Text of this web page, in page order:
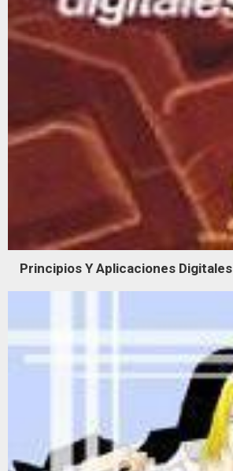
Principios Y Aplicaciones Digitales